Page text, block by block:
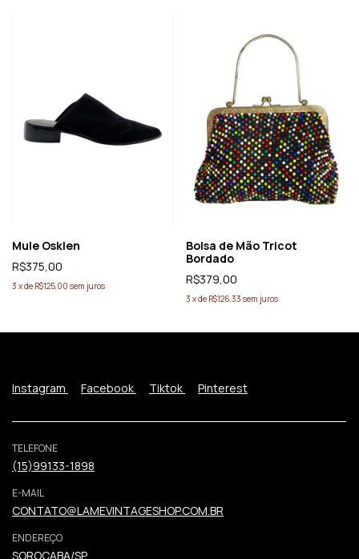
Mule Osklen
R$375,00
3 xde R$125,00 sem juros
Bolsa de Mão Tricot
Bordado
R$379,00
3 xde R$126,33 sem juros
Instagram Facebook Tiktok Pinterest
TELEFONE
(15)99133-1898
E-MAIL
CONTATO@LAMEVINTAGESHOP.COM.BR
ENDEREÇO
SOROCABA/SP